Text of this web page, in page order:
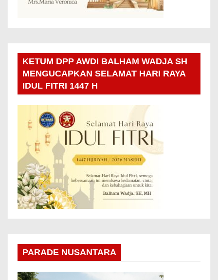
KETUM DPP AWDI BALHAM WADJA SH
MENGUCAPKAN SELAMAT HARI RAYA
IDUL FITRI 1447 H
PARADE NUSANTARA